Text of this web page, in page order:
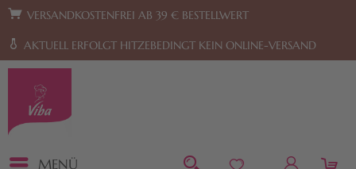
Zur Hauptnavigation springen Zum Footer springen
VERSANDKOSTENFREI AB 39 € BESTELLWERT
AKTUELL ERFOLGT HITZEBEDINGT KEIN ONLINE-VERSAND
MENÜ